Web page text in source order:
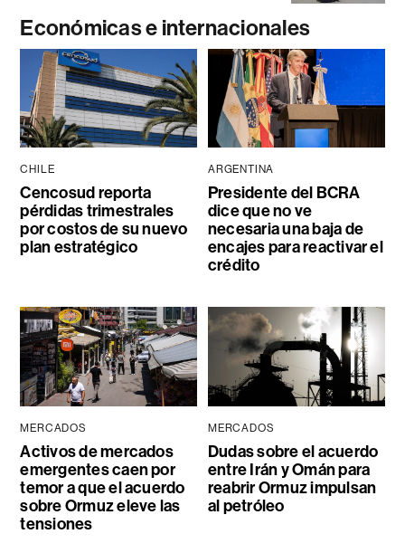
Económicas e internacionales
CHILE
Cencosud reporta
pérdidas trimestrales
por costos de su nuevo
plan estratégico
ARGENTINA
Presidente del BCRA
dice que no ve
necesaria una baja de
encajes para reactivar el
crédito
MERCADOS
Activos de mercados
emergentes caen por
temor a que el acuerdo
sobre Ormuz eleve las
tensiones
MERCADOS
Dudas sobre el acuerdo
entre Irán y Omán para
reabrir Ormuz impulsan
al petróleo